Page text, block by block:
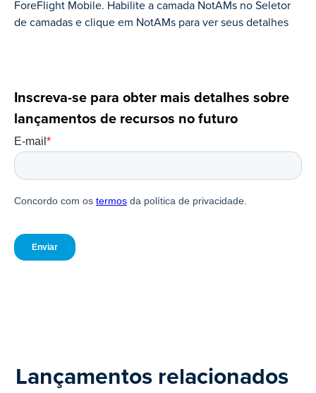
Inscreva-se para obter mais detalhes sobre
lançamentos de recursos no futuro
ForeFlight Mobile. Habilite a camada NotAMs no Seletor
de camadas e clique em NotAMs para ver seus detalhes
Lançamentos relacionados